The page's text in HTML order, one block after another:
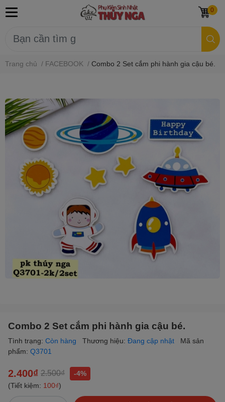
0
Trang chủ / FACEBOOK / Combo 2 Set cắm phi hành gia cậu bé.
Combo 2 Set cắm phi hành gia cậu bé.
Tình trạng: Còn hàng Thương hiệu: Đang cập nhật
Mã sản
phẩm: Q3701
2.400₫ 2.500₫
-4%
(Tiết kiệm: 100₫)